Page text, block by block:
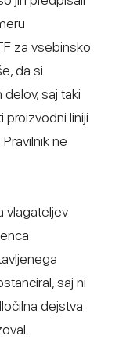
za vsebinsko
da si
saj taki
proizvodni liniji
ne
vlagateljev
saj ni
dejstva